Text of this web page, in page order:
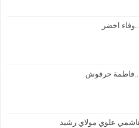
اخضر
حرفوش
علوي مولاي رشيد